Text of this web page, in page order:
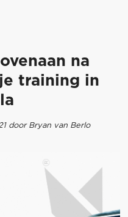
na
training in
door Bryan van Berlo